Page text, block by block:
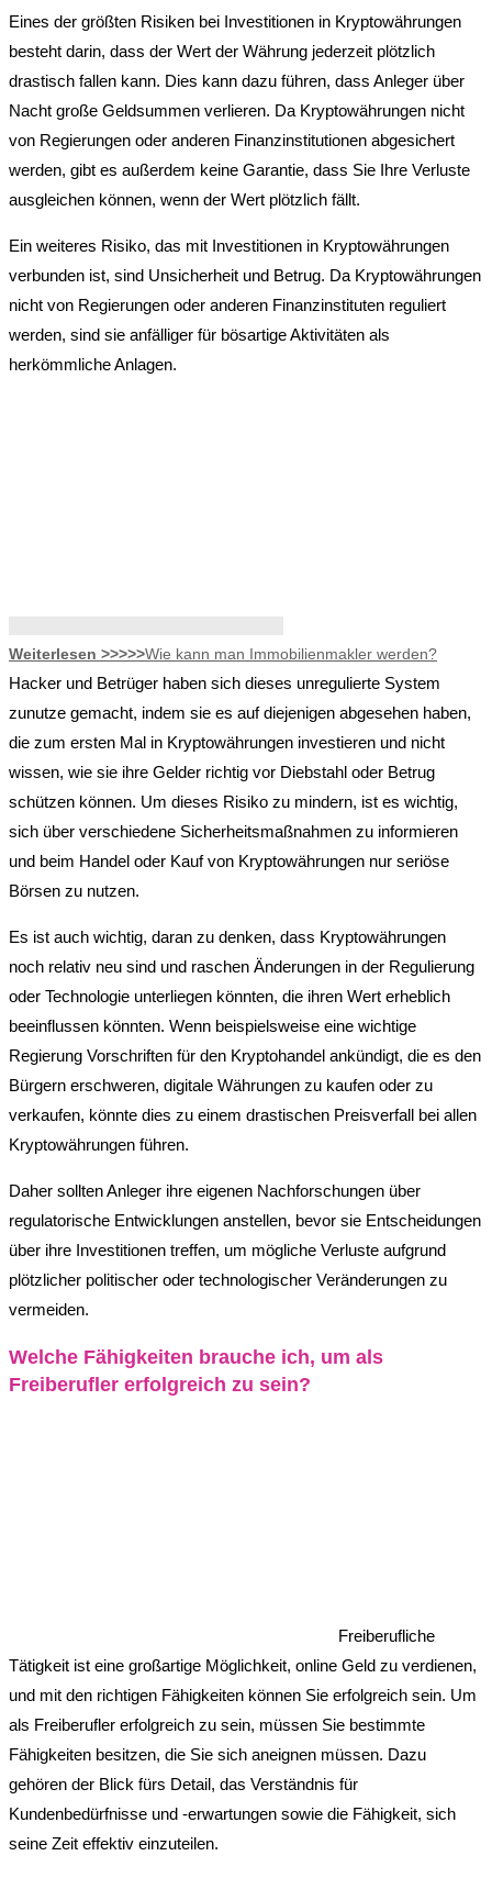
Eines der größten Risiken bei Investitionen in Kryptowährungen
besteht darin, dass der Wert der Währung jederzeit plötzlich
drastisch fallen kann. Dies kann dazu führen, dass Anleger über
Nacht große Geldsummen verlieren. Da Kryptowährungen nicht
von Regierungen oder anderen Finanzinstitutionen abgesichert
werden, gibt es außerdem keine Garantie, dass Sie Ihre Verluste
ausgleichen können, wenn der Wert plötzlich fällt.
Ein weiteres Risiko, das mit Investitionen in Kryptowährungen
verbunden ist, sind Unsicherheit und Betrug. Da Kryptowährungen
nicht von Regierungen oder anderen Finanzinstituten reguliert
werden, sind sie anfälliger für bösartige Aktivitäten als
herkömmliche Anlagen.
Weiterlesen >>>>>Wie kann man Immobilienmakler werden?
Hacker und Betrüger haben sich dieses unregulierte System
zunutze gemacht, indem sie es auf diejenigen abgesehen haben,
die zum ersten Mal in Kryptowährungen investieren und nicht
wissen, wie sie ihre Gelder richtig vor Diebstahl oder Betrug
schützen können. Um dieses Risiko zu mindern, ist es wichtig,
sich über verschiedene Sicherheitsmaßnahmen zu informieren
und beim Handel oder Kauf von Kryptowährungen nur seriöse
Börsen zu nutzen.
Es ist auch wichtig, daran zu denken, dass Kryptowährungen
noch relativ neu sind und raschen Änderungen in der Regulierung
oder Technologie unterliegen könnten, die ihren Wert erheblich
beeinflussen könnten. Wenn beispielsweise eine wichtige
Regierung Vorschriften für den Kryptohandel ankündigt, die es den
Bürgern erschweren, digitale Währungen zu kaufen oder zu
verkaufen, könnte dies zu einem drastischen Preisverfall bei allen
Kryptowährungen führen.
Daher sollten Anleger ihre eigenen Nachforschungen über
regulatorische Entwicklungen anstellen, bevor sie Entscheidungen
über ihre Investitionen treffen, um mögliche Verluste aufgrund
plötzlicher politischer oder technologischer Veränderungen zu
vermeiden.
Welche Fähigkeiten brauche ich, um als
Freiberufler erfolgreich zu sein?
Freiberufliche
Tätigkeit ist eine großartige Möglichkeit, online Geld zu verdienen,
und mit den richtigen Fähigkeiten können Sie erfolgreich sein. Um
als Freiberufler erfolgreich zu sein, müssen Sie bestimmte
Fähigkeiten besitzen, die Sie sich aneignen müssen. Dazu
gehören der Blick fürs Detail, das Verständnis für
Kundenbedürfnisse und -erwartungen sowie die Fähigkeit, sich
seine Zeit effektiv einzuteilen.